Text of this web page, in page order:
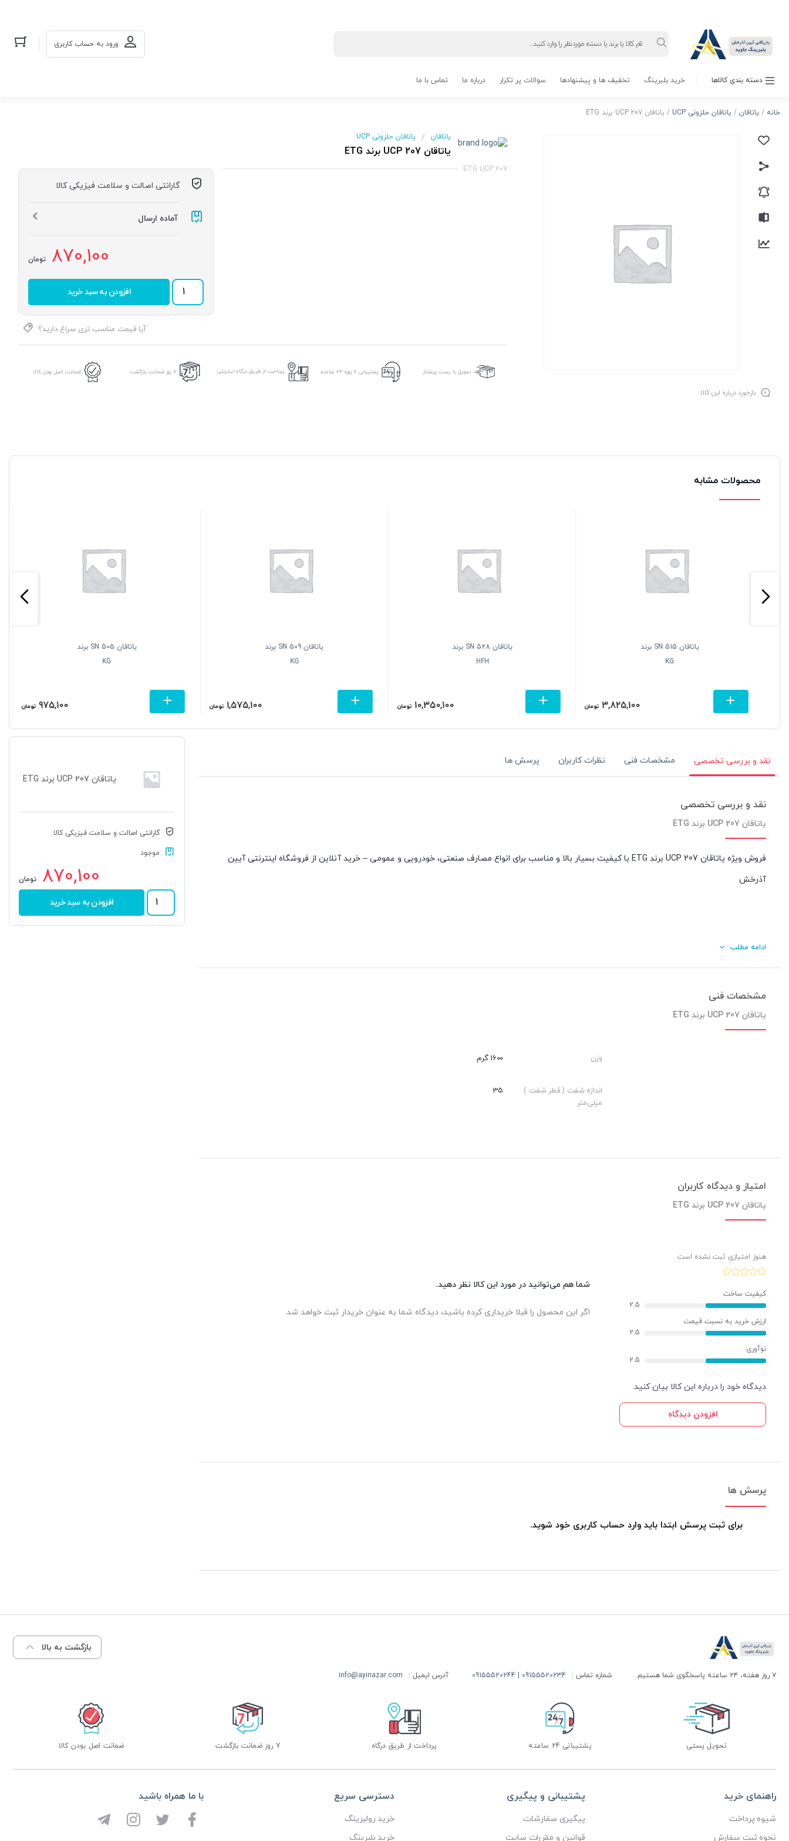
search ورود به حساب کاربری
دسته بندی کالاها خرید بلبرینگ تخفیف ها و پیشنهادها سوالات پر تکرار درباره ما تماس با ما
خانه / یاتاقان / یاتاقان حلزونی UCP / یاتاقان UCP 207 برند ETG
یاتاقان / یاتاقان حلزونی UCP
یاتاقان UCP 207 برند ETG
ETG UCP 207
گارانتی اصالت و سلامت فیزیکی کالا
آماده ارسال
870,100 تومان
یاتاقان
207
برند
افزودن به سبد خرید
آیا قیمت مناسب تری سراغ دارید؟
تحویل با پست پیشتاز پشتیبانی ۷ روزه ۲۴ ساعته پرداخت از طریق درگاه اینترنتی 7 روز ضمانت بازگشت ضمانت اصل بودن کالا
بازخورد درباره این کالا
محصولات مشابه
یاتاقان SN 515 برند
KG
3,825,100 تومان
یاتاقان SN 528 برند
HFH
10,350,100 تومان
یاتاقان SN 509 برند
KG
1,575,100 تومان
یاتاقان SN 505 برند
KG
975,100 تومان
یاتاقان UCP 207 برند ETG
گارانتی اصالت و سلامت فیزیکی کالا
موجود
870,100 تومان
یاتاقان
207
افزودن به سبد خرید
نقد و بررسی تخصصی مشخصات فنی نظرات کاربران پرسش ها
نقد و بررسی تخصصی
یاتاقان UCP 207 برند ETG
فروش ویژه یاتاقان UCP 207 برند ETG با کیفیت بسیار بالا و مناسب برای انواع مصارف صنعتی، خودرویی و عمومی – خرید آنلاین از فروشگاه اینترنتی آیین
آذرخش
ادامه مطلب
مشخصات فنی
یاتاقان UCP 207 برند ETG
وزن 1600 گرم
اندازه شفت ( قطر شفت )
میلی‌متر
35
امتیاز و دیدگاه کاربران
یاتاقان UCP 207 برند ETG
هنوز امتیازی ثبت نشده است
کیفیت ساخت
2.5
ارزش خرید به نسبت قیمت
2.5
نوآوری
2.5
دیدگاه خود را درباره این کالا بیان کنید.
افزودن دیدگاه
شما هم می‌توانید در مورد این کالا نظر دهید.
اگر این محصول را قبلا خریداری کرده باشید، دیدگاه شما به عنوان خریدار ثبت خواهد شد.
پرسش ها
برای ثبت پرسش ابتدا باید وارد حساب کاربری خود شوید.
بازگشت به بالا
۷ روز هفته، ۲۴ ساعته پاسخگوی شما هستیم. شماره تماس : 09155520234 | 09155520244 آدرس ایمیل : info@ayinazar.com
تحویل پستی پشتیبانی 24 ساعته پرداخت از طریق درگاه 7 روز ضمانت بازگشت ضمانت اصل بودن کالا
راهنمای خرید
شیوه پرداخت
نحوه ثبت سفارش
پشتیبانی و پیگیری
پیگیری سفارشات
قوانین و مقررات سایت
دسترسی سریع
خرید رولبرینگ
خرید بلبرینگ
با ما همراه باشید